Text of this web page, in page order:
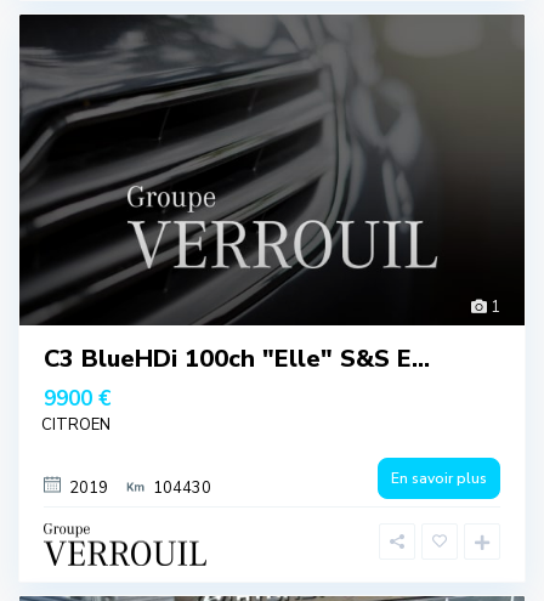
1
C3 BlueHDi 100ch "Elle" S&S E...
9900 €
CITROEN
2019 104430 En savoir plus